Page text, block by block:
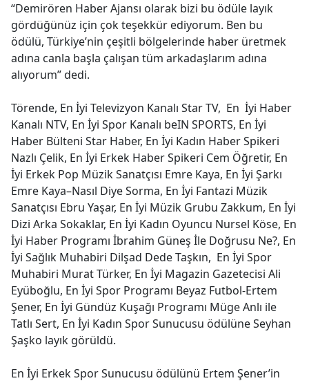
“Demirören Haber Ajansı olarak bizi bu ödüle layık
gördüğünüz için çok teşekkür ediyorum. Ben bu
ödülü, Türkiye’nin çeşitli bölgelerinde haber üretmek
adına canla başla çalışan tüm arkadaşlarım adına
alıyorum” dedi.
Törende, En İyi Televizyon Kanalı Star TV, En İyi Haber
Kanalı NTV, En İyi Spor Kanalı beIN SPORTS, En İyi
Haber Bülteni Star Haber, En İyi Kadın Haber Spikeri
Nazlı Çelik, En İyi Erkek Haber Spikeri Cem Öğretir, En
İyi Erkek Pop Müzik Sanatçısı Emre Kaya, En İyi Şarkı
Emre Kaya–Nasıl Diye Sorma, En İyi Fantazi Müzik
Sanatçısı Ebru Yaşar, En İyi Müzik Grubu Zakkum, En İyi
Dizi Arka Sokaklar, En İyi Kadın Oyuncu Nursel Köse, En
İyi Haber Programı İbrahim Güneş İle Doğrusu Ne?, En
İyi Sağlık Muhabiri Dilşad Dede Taşkın, En İyi Spor
Muhabiri Murat Türker, En İyi Magazin Gazetecisi Ali
Eyüboğlu, En İyi Spor Programı Beyaz Futbol-Ertem
Şener, En İyi Gündüz Kuşağı Programı Müge Anlı ile
Tatlı Sert, En İyi Kadın Spor Sunucusu ödülüne Seyhan
Şaşko layık görüldü.
En İyi Erkek Spor Sunucusu ödülünü Ertem Şener’in